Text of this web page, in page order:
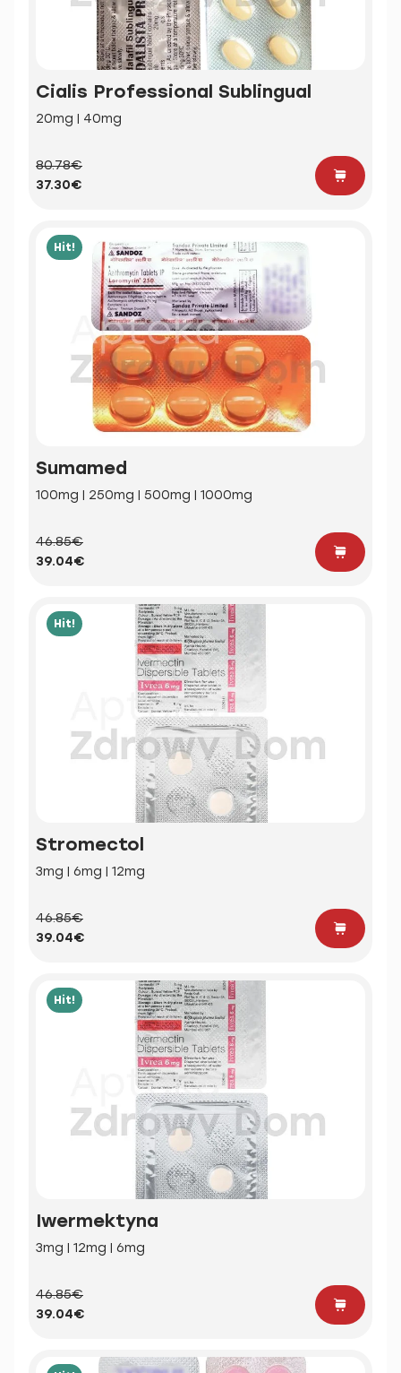
Cialis Professional Sublingual
20mg | 40mg
80.78€
37.30€
Hit!
Sumamed
100mg | 250mg | 500mg | 1000mg
46.85€
39.04€
Hit!
Stromectol
3mg | 6mg | 12mg
46.85€
39.04€
Hit!
Iwermektyna
3mg | 12mg | 6mg
46.85€
39.04€